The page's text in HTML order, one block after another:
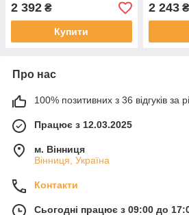
2 392 ₴
Купити
2 243₴
Про нас
100% позитивних з 36 відгуків за
Працює з 12.03.2025
м. Вінниця
Вінниця, Україна
Контакти
Сьогодні працює з 09:00 до